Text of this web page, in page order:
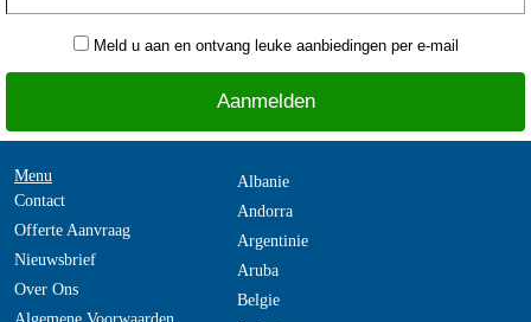
Meld u aan en ontvang leuke aanbiedingen per e-mail
Menu
Contact
Offerte Aanvraag
Nieuwsbrief
Over Ons
Albanie
Andorra
Argentinie
Aruba
Belgie